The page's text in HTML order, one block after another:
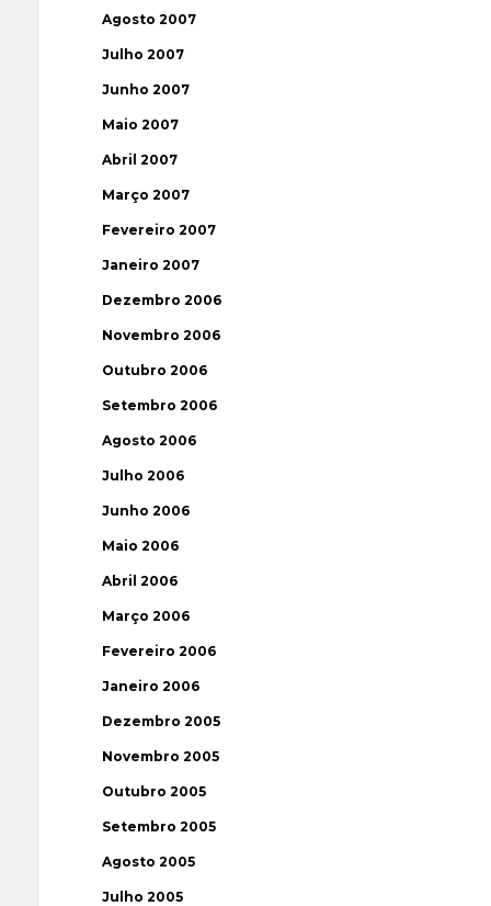
Agosto 2007
Julho 2007
Junho 2007
Maio 2007
Abril 2007
Março 2007
Fevereiro 2007
Janeiro 2007
Dezembro 2006
Novembro 2006
Outubro 2006
Setembro 2006
Agosto 2006
Julho 2006
Junho 2006
Maio 2006
Abril 2006
Março 2006
Fevereiro 2006
Janeiro 2006
Dezembro 2005
Novembro 2005
Outubro 2005
Setembro 2005
Agosto 2005
Julho 2005